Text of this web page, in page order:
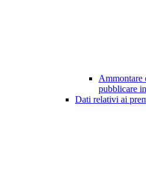
Ammontare
pubblicare
Dati relativi ai